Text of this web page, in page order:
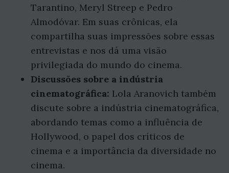
Tarantino, Meryl Streep e Pedro
Almodóvar. Em suas crônicas, ela
compartilha suas impressões sobre essas
entrevistas e nos dá uma visão
privilegiada do mundo do cinema.
Discussões sobre a indústria
cinematográfica: Lola Aranovich também
discute sobre a indústria cinematográfica,
abordando temas como a influência de
Hollywood, o papel dos críticos de
cinema e a importância da diversidade no
cinema.